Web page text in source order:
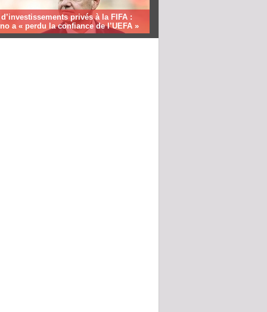
privés à la FIFA :
a « perdu la confiance de l’UEFA »